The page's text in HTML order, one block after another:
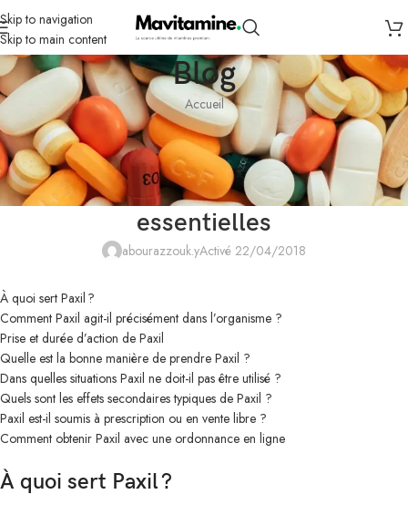
Skip to navigation
Skip to main content
Blog
Accueil
NON CLASSÉ
Prix de Paxil en France – Paxil en un
coup d’œil : les informations
essentielles
abourazzouk.yActivé 22/04/2018
À quoi sert Paxil ?
Comment Paxil agit-il précisément dans l’organisme ?
Prise et durée d’action de Paxil
Quelle est la bonne manière de prendre Paxil ?
Dans quelles situations Paxil ne doit-il pas être utilisé ?
Quels sont les effets secondaires typiques de Paxil ?
Paxil est-il soumis à prescription ou en vente libre ?
Comment obtenir Paxil avec une ordonnance en ligne
À quoi sert Paxil ?